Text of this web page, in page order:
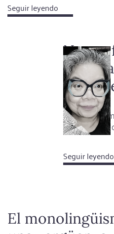
Seguir leyendo
Soy
chica
muy
feliz
Nunca
Entre la
- Un podcast
Seguir leyendo
El